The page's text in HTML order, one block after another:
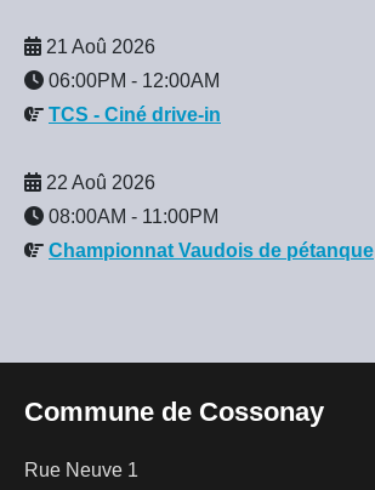
21 Aoû 2026
06:00PM - 12:00AM
TCS - Ciné drive-in
22 Aoû 2026
08:00AM - 11:00PM
Championnat Vaudois de pétanque
Commune de Cossonay
Rue Neuve 1